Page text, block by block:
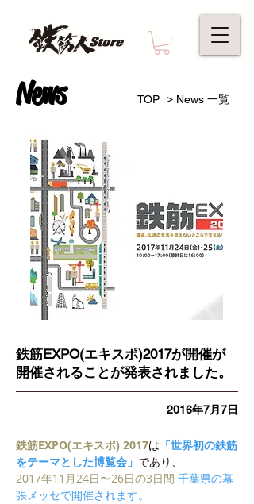
News TOP> News 一覧
鉄筋EXPO(エキスポ)2017が開催が
開催されることが発表されました。
2016年7月7日
鉄筋EXPO(エキスポ) 2017は 「世界初の鉄筋
をテーマとした博覧会」 であり、
2017年11月24日〜26日の3日間 千葉県の幕
張メッセで開催されます。